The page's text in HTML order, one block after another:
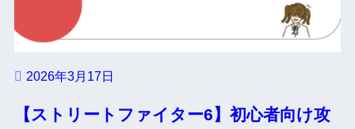
2026年3月17日
【ストリートファイター6】初心者向け攻